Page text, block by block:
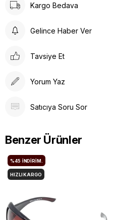
Kargo Bedava
Gelince Haber Ver
Tavsiye Et
Yorum Yaz
Satıcıya Soru Sor
Benzer Ürünler
%45 İNDIRIM.
HIZLI KARGO